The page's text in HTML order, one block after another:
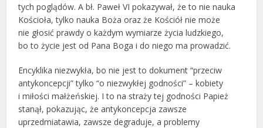
tych poglądów. A bł. Paweł VI pokazywał, że to nie nauka
Kościoła, tylko nauka Boża oraz że Kościół nie może
nie głosić prawdy o każdym wymiarze życia ludzkiego,
bo to życie jest od Pana Boga i do niego ma prowadzić.
Encyklika niezwykła, bo nie jest to dokument “przeciw
antykoncepcji” tylko “o niezwykłej godności” – kobiety
i miłości małżeńskiej. I to na straży tej godności Papież
stanął, pokazując, że antykoncepcja zawsze
uprzedmiatawia, zawsze degraduje, a problemy